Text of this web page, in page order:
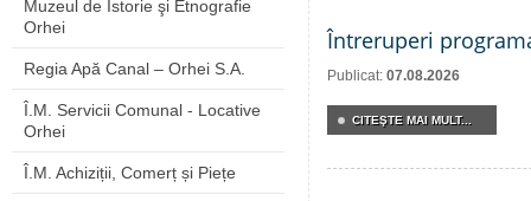
Muzeul de Istorie şi Etnografie
Orhei
Regia Apă Canal – Orhei S.A.
Î.M. Servicii Comunal - Locative
Orhei
Î.M. Achiziții, Comerț și Piețe
Întreruperi
Publicat: 07.08.2026
CITEŞTE MAI MULT...